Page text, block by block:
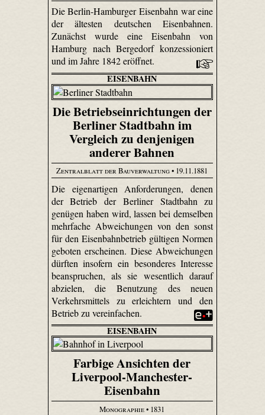
Die Berlin-Hamburger Eisenbahn war eine
der ältesten deutschen Eisenbahnen.
Zunächst wurde eine Eisenbahn von
Hamburg nach Bergedorf konzessioniert
und im Jahre 1842 eröffnet.
EISENBAHN
Die Betriebseinrichtungen der
Berliner Stadtbahn im
Vergleich zu denjenigen
anderer Bahnen
Zentralblatt der Bauverwaltung• 19.11.1881
Die eigenartigen Anforderungen, denen
der Betrieb der Berliner Stadtbahn zu
genügen haben wird, lassen bei demselben
mehrfache Abweichungen von den sonst
für den Eisenbahnbetrieb gültigen Normen
geboten erscheinen. Diese Abweichungen
dürften insofern ein besonderes Interesse
beanspruchen, als sie wesentlich darauf
abzielen, die Benutzung des neuen
Verkehrsmittels zu erleichtern und den
Betrieb zu vereinfachen.
EISENBAHN
Farbige Ansichten der
Liverpool-Manchester-
Eisenbahn
Monographie• 1831